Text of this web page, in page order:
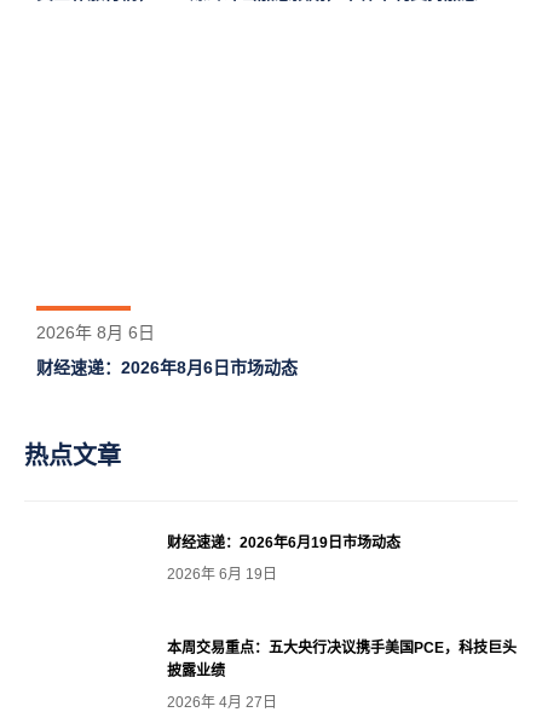
2026年 8月 6日
财经速递：2026年8月6日市场动态
热点文章
财经速递：2026年6月19日市场动态
2026年 6月 19日
本周交易重点：五大央行决议携手美国PCE，科技巨头
披露业绩
2026年 4月 27日